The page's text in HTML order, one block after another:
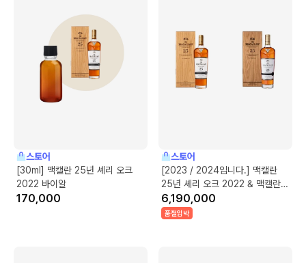
스토어
[30ml] 맥캘란 25년 셰리 오크
2022 바이알
170,000
스토어
[2023 / 2024입니다.] 맥캘란
25년 셰리 오크 2022 & 맥캘란
25년 셰리 오크 2023
6,190,000
품절임박